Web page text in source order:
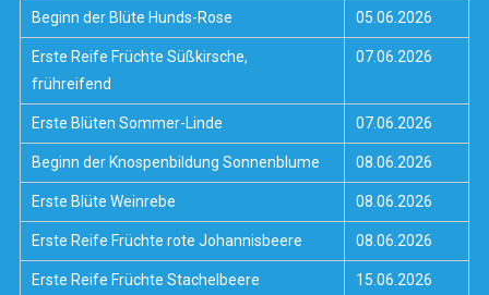
Beginn der Blüte Hunds-Rose 05.06.2026
Erste Reife Früchte Süßkirsche,
frühreifend
07.06.2026
Erste Blüten Sommer-Linde 07.06.2026
Beginn der Knospenbildung Sonnenblume 08.06.2026
Erste Blüte Weinrebe 08.06.2026
Erste Reife Früchte rote Johannisbeere 08.06.2026
Erste Reife Früchte Stachelbeere 15.06.2026